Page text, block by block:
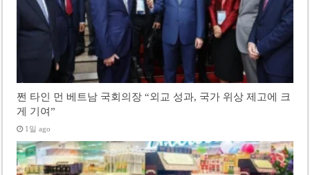
쩐 타인 먼 베트남 국회의장 “외교 성과, 국가 위상 제고에 크
게 기여”
1일 ago